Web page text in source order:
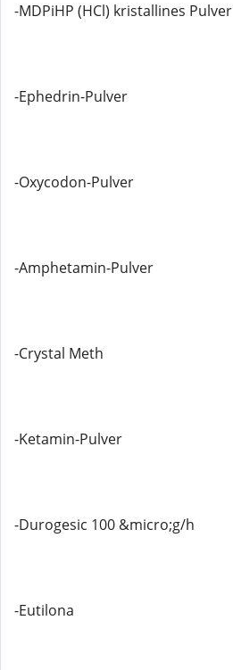
-MDPiHP (HCl) kristallines Pulver
-Ephedrin-Pulver
-Oxycodon-Pulver
-Amphetamin-Pulver
-Crystal Meth
-Ketamin-Pulver
-Durogesic 100 &micro;g/h
-Eutilona